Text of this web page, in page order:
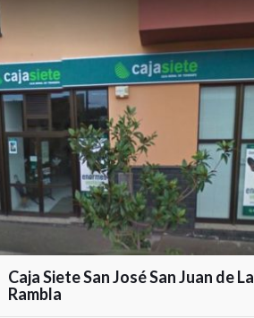
Caja Siete San José San Juan de La
Rambla